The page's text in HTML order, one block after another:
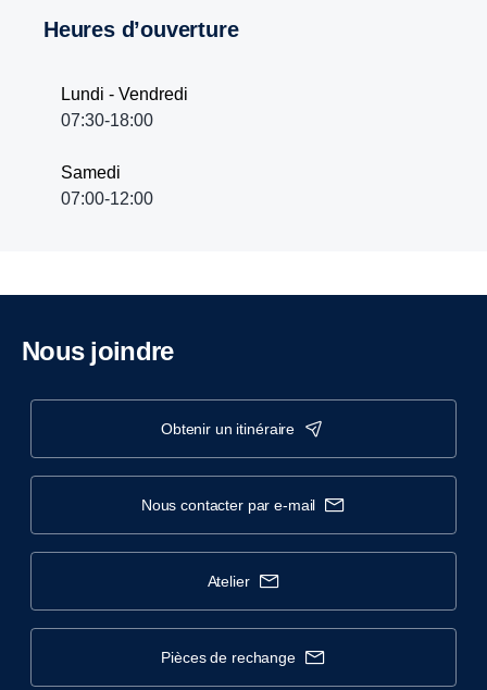
Heures d’ouverture
Lundi - Vendredi
07:30-18:00
Samedi
07:00-12:00
Nous joindre
obtenir un itinéraire
nous contacter par e-mail
atelier
pièces de rechange